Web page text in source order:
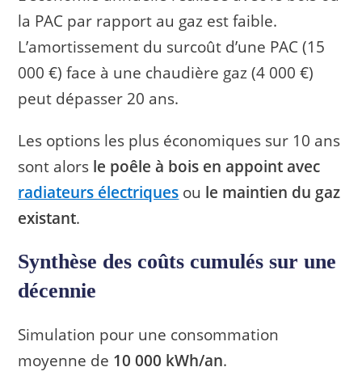
la PAC par rapport au gaz est faible.
L’amortissement du surcoût d’une PAC (15
000 €) face à une chaudière gaz (4 000 €)
peut dépasser 20 ans.
Les options les plus économiques sur 10 ans
sont alors le poêle à bois en appoint avec
radiateurs électriques ou le maintien du gaz
existant.
Synthèse des coûts cumulés sur une
décennie
Simulation pour une consommation
moyenne de 10 000 kWh/an.